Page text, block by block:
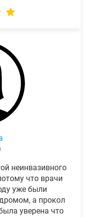
неинвазивного
что врачи
уже были
а прокол
уверена что